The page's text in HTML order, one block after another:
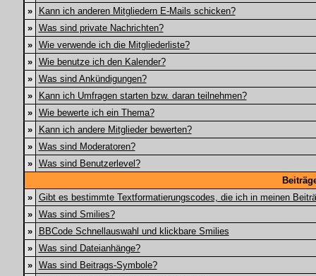
»
Kann ich anderen Mitgliedern E-Mails schicken?
»
Was sind private Nachrichten?
»
Wie verwende ich die Mitgliederliste?
»
Wie benutze ich den Kalender?
»
Was sind Ankündigungen?
»
Kann ich Umfragen starten bzw. daran teilnehmen?
»
Wie bewerte ich ein Thema?
»
Kann ich andere Mitglieder bewerten?
»
Was sind Moderatoren?
»
Was sind Benutzerlevel?
»
Gibt es bestimmte Textformatierungscodes, die ich in meinen
»
Was sind Smilies?
»
BBCode Schnellauswahl und klickbare Smilies
»
Was sind Dateianhänge?
»
Was sind Beitrags-Symbole?